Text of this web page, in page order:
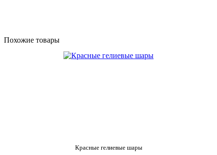
Похожие товары
Красные гелиевые шары